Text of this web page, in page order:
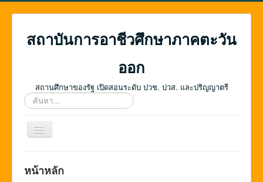
สถาบันการอาชีวศึกษาภาคตะวัน
ออก
สถานศึกษาของรัฐ เปิดสอนระดับ ปวช. ปวส. และปริญญาตรี
ค้นหา...
สลับ
เน
ชั่น
หน้าหลัก